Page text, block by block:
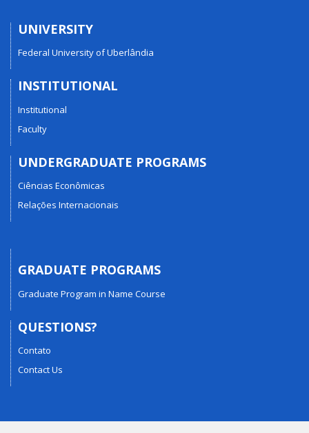
UNIVERSITY
Federal University of Uberlândia
INSTITUTIONAL
Institutional
Faculty
UNDERGRADUATE PROGRAMS
Ciências Econômicas
Relações Internacionais
GRADUATE PROGRAMS
Graduate Program in Name Course
QUESTIONS?
Contato
Contact Us